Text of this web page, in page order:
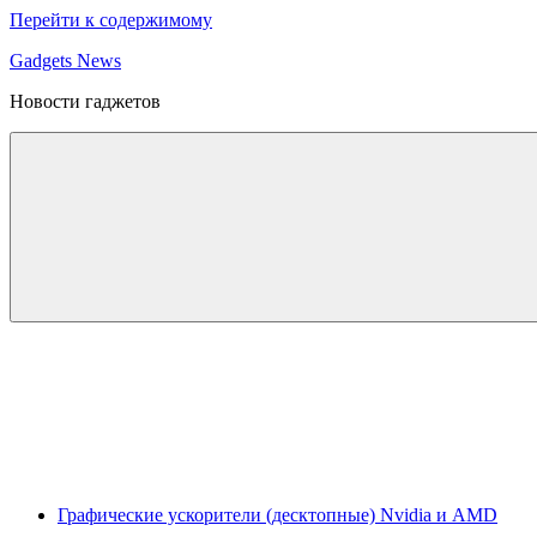
Перейти к содержимому
Gadgets News
Новости гаджетов
Графические ускорители (десктопные) Nvidia и AMD